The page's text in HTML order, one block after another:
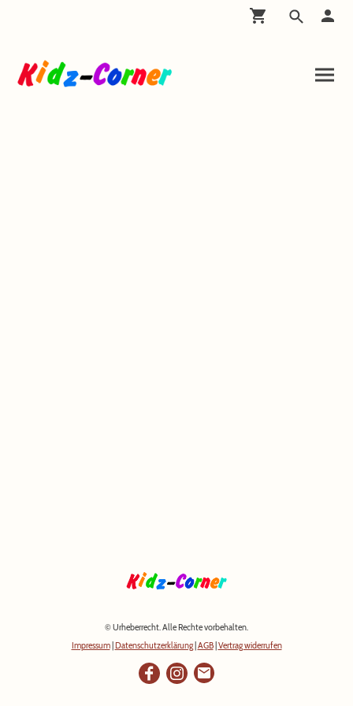
© Urheberrecht. Alle Rechte vorbehalten.
Impressum| Datenschutzerklärung| AGB| Vertrag widerrufen